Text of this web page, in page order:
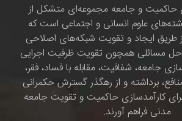
حاکمیت و جامعه مجموعه‌ای متشکل از
علوم انسانی و اجتماعی است که
طریق ایجاد و تقویت شبکه‌های اصلاحی
حل مسائلی همچون تقویت ظرفیت اجرایی
جامعه، شفافیت، مقابله با فساد، فقر،
برداشته و از رهگذر گسترش حکمرانی
کارآمدسازی حاکمیت و تقویت جامعه
مدنی فراهم آورند.